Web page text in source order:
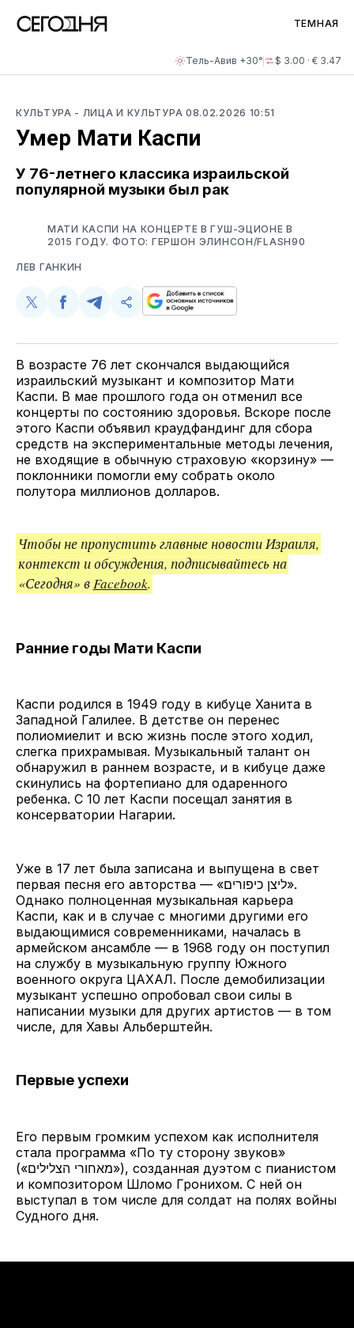
Тель-Авив +30° $ 3.00 · € 3.47
ТЕМНАЯ
КУЛЬТУРА - ЛИЦА И КУЛЬТУРА 08.02.2026 10:51
Умер Мати Каспи
У 76-летнего классика израильской
популярной музыки был рак
МАТИ КАСПИ НА КОНЦЕРТЕ В ГУШ-ЭЦИОНЕ В
2015 ГОДУ. ФОТО: ГЕРШОН ЭЛИНСОН/FLASH90
ЛЕВ ГАНКИН
Поделиться
Twitter
Поделиться
Facebook
Поделиться
Telegram
Скопируйте
поделитесь
В возрасте 76 лет скончался выдающийся
израильский музыкант и композитор Мати
Каспи. В мае прошлого года он отменил все
концерты по состоянию здоровья. Вскоре после
этого Каспи объявил краудфандинг для сбора
средств на экспериментальные методы лечения,
не входящие в обычную страховую «корзину» —
поклонники помогли ему собрать около
полутора миллионов долларов.
Чтобы не пропустить главные новости Израиля,
контекст и обсуждения, подписывайтесь на
«Сегодня» вFacebook.
Ранние годы Мати Каспи
Каспи родился в 1949 году в кибуце Ханита в
Западной Галилее. В детстве он перенес
полиомиелит и всю жизнь после этого ходил,
слегка прихрамывая. Музыкальный талант он
обнаружил в раннем возрасте, и в кибуце даже
скинулись на фортепиано для одаренного
ребенка. С 10 лет Каспи посещал занятия в
консерватории Нагарии.
Уже в 17 лет была записана и выпущена в свет
первая песня его авторства — «ליצן כיפורים».
Однако полноценная музыкальная карьера
Каспи, как и в случае с многими другими его
выдающимися современниками, началась в
армейском ансамбле — в 1968 году он поступил
на службу в музыкальную группу Южного
военного округа ЦАХАЛ. После демобилизации
музыкант успешно опробовал свои силы в
написании музыки для других артистов — в том
числе, для Хавы Альберштейн.
Первые успехи
Его первым громким успехом как исполнителя
стала программа «По ту сторону звуков»
(«מאחורי הצלילים»), созданная дуэтом с пианистом
и композитором Шломо Гронихом. С ней он
выступал в том числе для солдат на полях войны
Судного дня.